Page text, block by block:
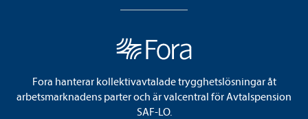
Fora hanterar kollektivavtalade trygghetslösningar åt
arbetsmarknadens parter och är valcentral för Avtalspension
SAF-LO.